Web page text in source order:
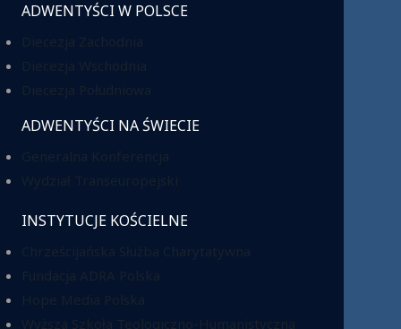
ADWENTYŚCI W POLSCE
ADWENTYŚCI NA ŚWIECIE
INSTYTUCJE KOŚCIELNE